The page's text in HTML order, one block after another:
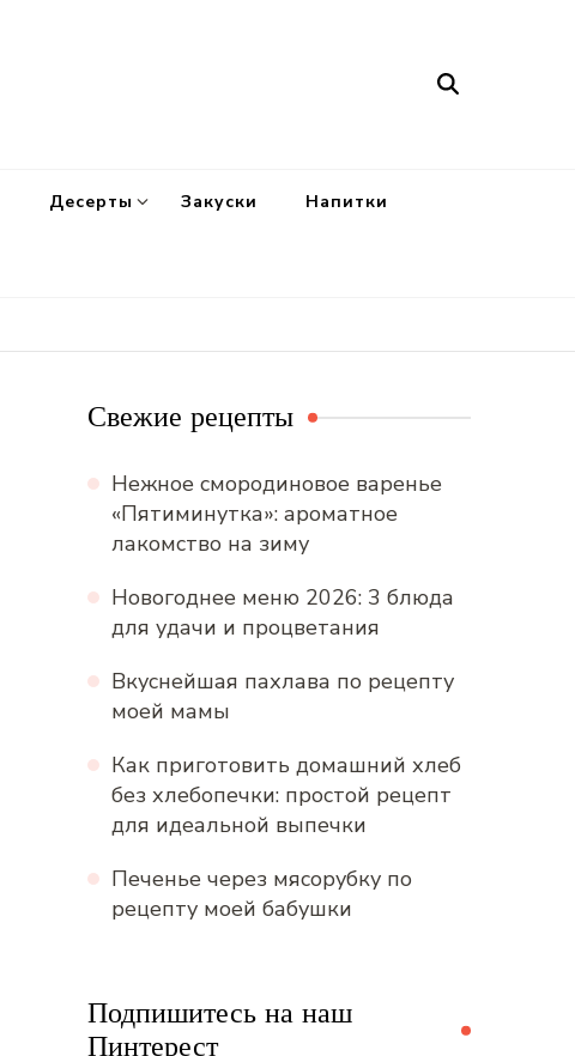
Десерты Закуски Напитки
Свежие рецепты
Нежное смородиновое варенье
«Пятиминутка»: ароматное
лакомство на зиму
Новогоднее меню 2026: 3 блюда
для удачи и процветания
Вкуснейшая пахлава по рецепту
моей мамы
Как приготовить домашний хлеб
без хлебопечки: простой рецепт
для идеальной выпечки
Печенье через мясорубку по
рецепту моей бабушки
Подпишитесь на наш
Пинтерест